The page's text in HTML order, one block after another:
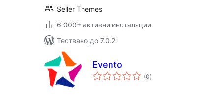
Seller Themes
6 000+ активни инсталации
Тествано до 7.0.2
Evento
(0общо
оценки
)